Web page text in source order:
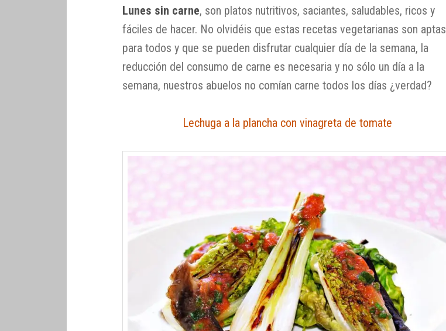
Lunes sin carne, son platos nutritivos, saciantes, saludables, ricos y
fáciles de hacer. No olvidéis que estas recetas vegetarianas son aptas
para todos y que se pueden disfrutar cualquier día de la semana, la
reducción del consumo de carne es necesaria y no sólo un día a la
semana, nuestros abuelos no comían carne todos los días ¿verdad?
Lechuga a la plancha con vinagreta de tomate